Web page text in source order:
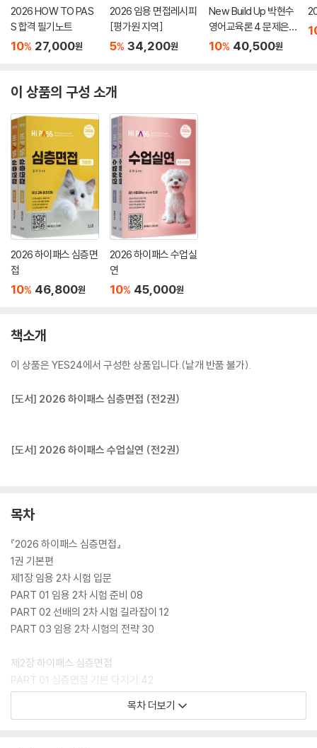
2026 HOW TO PAS
S 합격 필기노트
10% 27,000원
2026 임용 면접레시피
[평가원 지역]
5% 34,200원
New Build Up 박현수
영어교육론 4 문제은
행
10% 40,500원
이 상품의 구성 소개
2026 하이패스 심층면
접
10% 46,800원
2026 하이패스 수업실
연
10% 45,000원
책소개
이 상품은 YES24에서 구성한 상품입니다.(낱개 반품 불가).
[도서] 2026 하이패스 심층면접 (전2권)
[도서] 2026 하이패스 수업실연 (전2권)
목차
『2026 하이패스 심층면접』
1권 기본편
제1장 임용 2차 시험 입문
PART 01 임용 2차 시험 준비 08
PART 02 선배의 2차 시험 길라잡이 12
PART 03 임용 2차 시험의 전략 30
제2장 하이패스 심층면접
PART 01 심층면접 기본 다지기 42
PART 02 시도별 현장 스케치 47
PART 03 2025 심층면접 출제경향 77
목차 더보기